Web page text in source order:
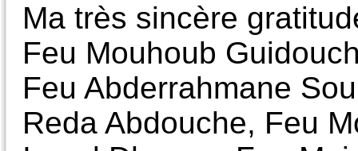
Ma très sincère
Feu Mouhoub
Feu Abderrahmane
Reda Abdouche, Feu